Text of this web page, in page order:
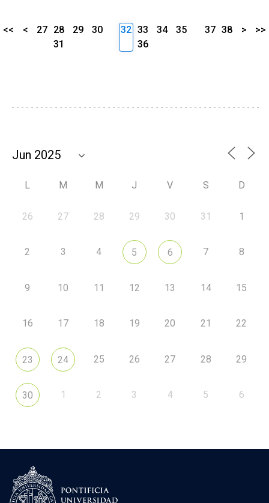
<< < 27 28 29
30
31
32 33 34
35
36
37 38 > >>
L M M J V S D
26 27 28 29 30 31 1
2 3 4 5 6 7 8
9 10 11 12 13 14 15
16 17 18 19 20 21 22
23 24 25 26 27 28 29
30 1 2 3 4 5 6